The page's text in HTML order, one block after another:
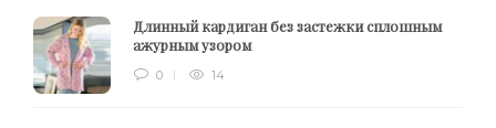
Длинный кардиган без застежки сплошным
ажурным узором
0 14